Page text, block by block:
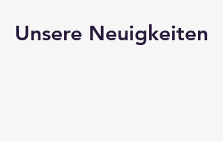
Unsere Neuigkeiten